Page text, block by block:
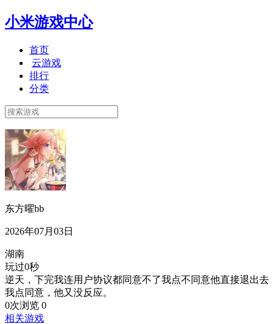
小米游戏中心
首页
云游戏
排行
分类
东方曜bb
2026年07月03日
湖南
玩过0秒
逆天，下完我连用户协议都同意不了我点不同意他直接退出去
我点同意，他又没反应。
0次浏览 0
相关游戏